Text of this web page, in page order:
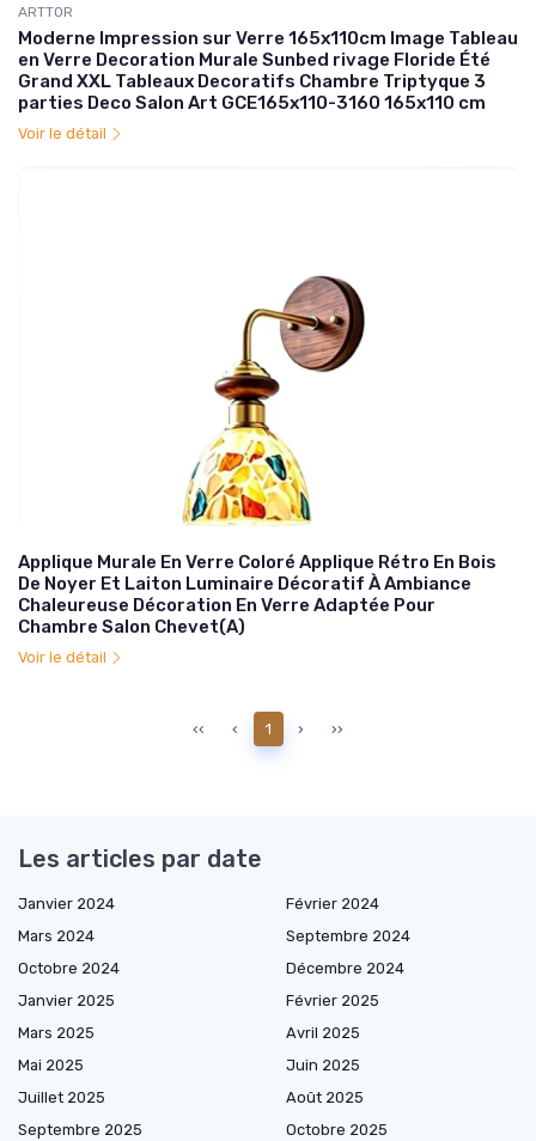
ARTTOR
Moderne Impression sur Verre 165x110cm Image Tableau
en Verre Decoration Murale Sunbed rivage Floride Été
Grand XXL Tableaux Decoratifs Chambre Triptyque 3
parties Deco Salon Art GCE165x110-3160 165x110 cm
Voir le détail
Applique Murale En Verre Coloré Applique Rétro En Bois
De Noyer Et Laiton Luminaire Décoratif À Ambiance
Chaleureuse Décoration En Verre Adaptée Pour
Chambre Salon Chevet(A)
Voir le détail
‹‹ ‹ 1 › ››
Les articles par date
Janvier 2024
Février 2024
Mars 2024
Septembre 2024
Octobre 2024
Décembre 2024
Janvier 2025
Février 2025
Mars 2025
Avril 2025
Mai 2025
Juin 2025
Juillet 2025
Août 2025
Septembre 2025
Octobre 2025